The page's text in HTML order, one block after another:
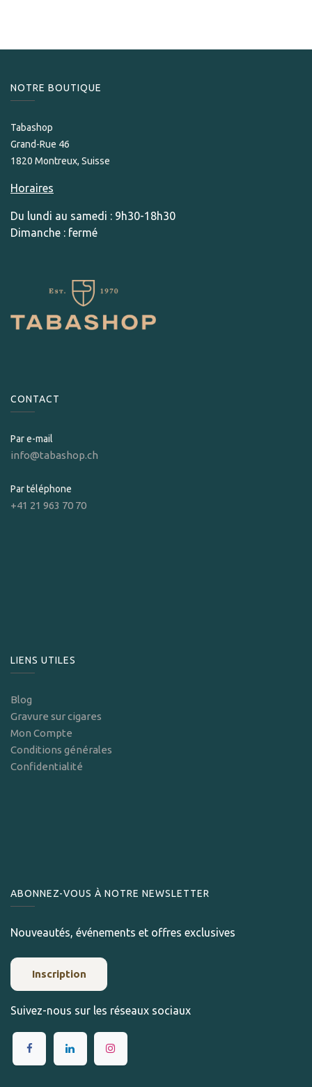
NOTRE BOUTIQUE
Tabashop
Grand-Rue 46
1820 Montreux, Suisse
Horaires
Du lundi au samedi : 9h30-18h30
Dimanche : fermé
CONTACT
Par e-mail
info@tabashop.ch
Par téléphone
+41 21 963 70 70
LIENS UTILES
Blog
Gravure sur cigares
Mon Compte
Conditions générales
Confidentialité
ABONNEZ-VOUS À NOTRE NEWSLETTER
Nouveautés, événements et offres exclusives
Inscription
Suivez-nous sur les réseaux sociaux